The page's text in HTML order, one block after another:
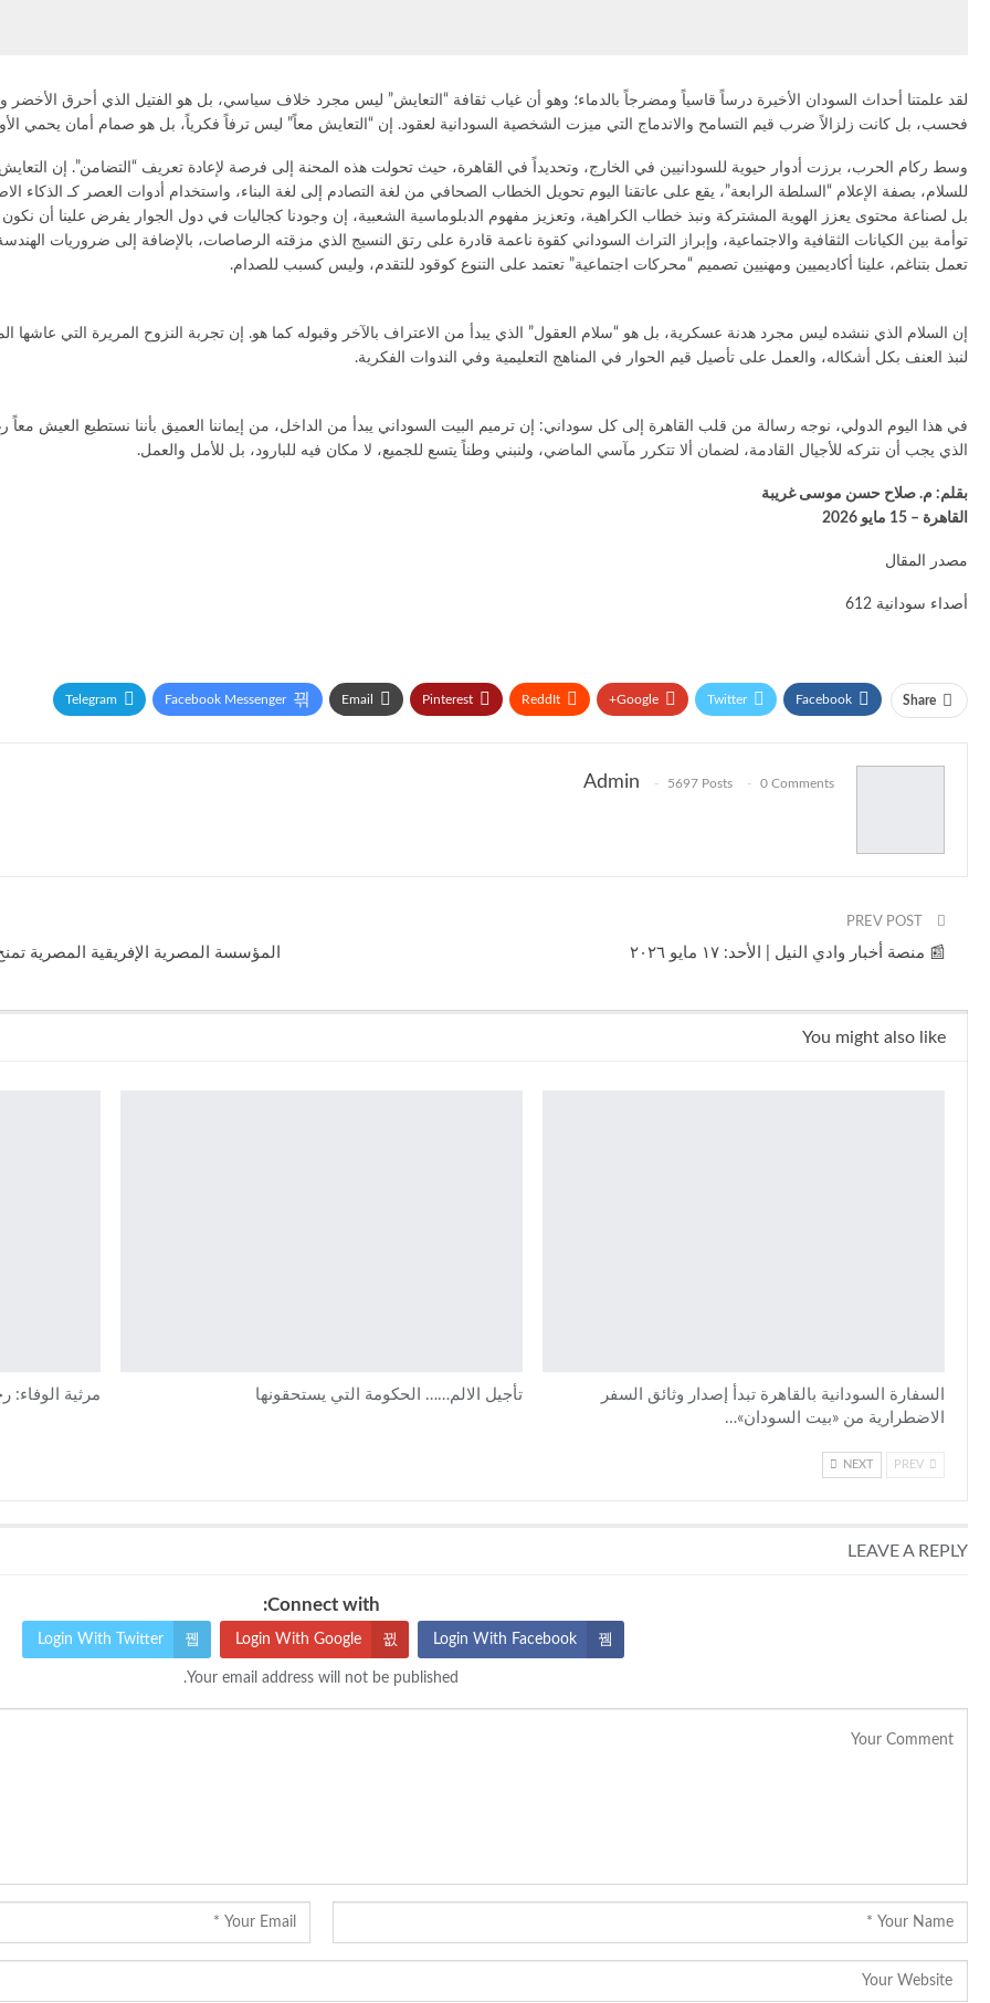
لقد علمتنا أحداث السودان الأخيرة درساً قاسياً ومضرجاً بالدماء؛ وهو أن غياب ثقافة “التعايش” ليس مجرد خلاف سياسي، بل هو الفتيل الذي أحرق
فحسب، بل كانت زلزالاً ضرب قيم التسامح والاندماج التي ميزت الشخصية السودانية لعقود. إن “التعايش معاً” ليس ترفاً فكرياً، بل هو صمام أمان يحمي
وسط ركام الحرب، برزت أدوار حيوية للسودانيين في الخارج، وتحديداً في القاهرة، حيث تحولت هذه المحنة إلى فرصة لإعادة تعريف “التضامن”. إن
للسلام، بصفة الإعلام “السلطة الرابعة”، يقع على عاتقنا اليوم تحويل الخطاب الصحافي من لغة التصادم إلى لغة البناء، واستخدام أدوات العصر كـ الذكاء
بل لصناعة محتوى يعزز الهوية المشتركة ونبذ خطاب الكراهية، وتعزيز مفهوم الدبلوماسية الشعبية، إن وجودنا كجاليات في دول الجوار يفرض علينا أن
توأمة بين الكيانات الثقافية والاجتماعية، وإبراز التراث السوداني كقوة ناعمة قادرة على رتق النسيج الذي مزقته الرصاصات، بالإضافة إلى ضروريات
تعمل بتناغم، علينا أكاديميين ومهنيين تصميم “محركات اجتماعية” تعتمد على التنوع كوقود للتقدم، وليس كسبب للصدام.
إن السلام الذي ننشده ليس مجرد هدنة عسكرية، بل هو “سلام العقول” الذي يبدأ من الاعتراف بالآخر وقبوله كما هو. إن تجربة النزوح المريرة التي عاشها
لنبذ العنف بكل أشكاله، والعمل على تأصيل قيم الحوار في المناهج التعليمية وفي الندوات الفكرية.
في هذا اليوم الدولي، نوجه رسالة من قلب القاهرة إلى كل سوداني: إن ترميم البيت السوداني يبدأ من الداخل، من إيماننا العميق بأننا نستطيع العيش
الذي يجب أن نتركه للأجيال القادمة، لضمان ألا تتكرر مآسي الماضي، ولنبني وطناً يتسع للجميع، لا مكان فيه للبارود، بل للأمل والعمل.
بقلم: م. صلاح حسن موسى غريبة
القاهرة – 15 مايو 2026
مصدر المقال
أصداء سودانية 612
Share
Facebook
Twitter
Google+
ReddIt
Pinterest
Email
Facebook Messenger
Telegram
Admin 5697 Posts 0 Comments
📰 منصة أخبار وادي النيل | الأحد: ١٧ مايو ٢٠٢٦
المؤسسة المصرية الإفريقية المصرية
You might also like
السفارة السودانية بالقاهرة تبدأ إصدار وثائق السفر
الاضطرارية من «بيت السودان»…
تأجيل الالم…… الحكومة التي يستحقونها مرثية الوفاء:
NEXT
LEAVE A REPLY
Connect with:
Login With Facebook
Login With Google
Login With Twitter
Your email address will not be published.